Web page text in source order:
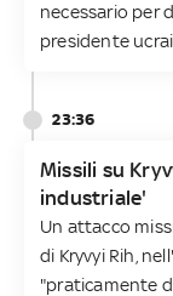
necessario per
presidente
23:36
Missili su
industriale'
Un attacco
di Kryvyi Rih,
"praticamente